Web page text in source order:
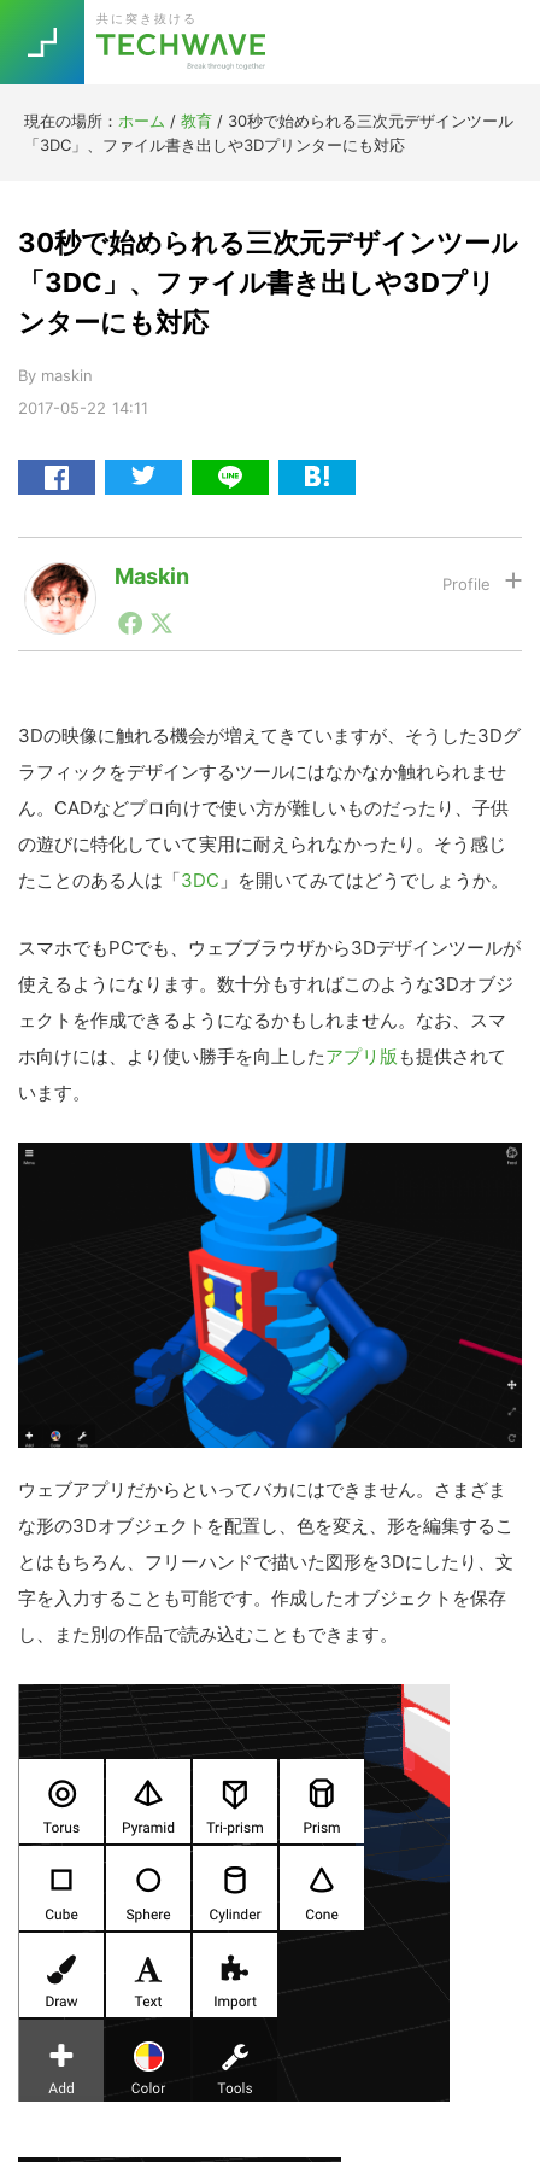
primary
navigation
main
content
primary
sidebar
footer
共に突き抜ける
現在の場所： ホーム / 教育 / 30秒で始められる三次元デザインツール
「3DC」、ファイル書き出しや3Dプリンターにも対応
2017-05-22 14:11
30秒で始められる三次元デザインツール
「3DC」、ファイル書き出しや3Dプリ
ンターにも対応
By maskin
Maskin
1990年代初頭から記者としてまた起業家としてITスタ
ートアップ業界のハードウェアからソフトウェアの事業
生から普及成長までを最前線で見てきた生き字引として
注目される。通信キャリアのニュースポータルの創業デ
スクとして数億PV事業に。世界最大IT系メディア（ス
ペイン）の元日本編集長、World Innovation Lab(WiL)
などを経て、現在、スタートアップ支援側の取り組みに
注力中。
3Dの映像に触れる機会が増えてきていますが、そうした3Dグ
ラフィックをデザインするツールにはなかなか触れられませ
ん。CADなどプロ向けで使い方が難しいものだったり、子供
の遊びに特化していて実用に耐えられなかったり。そう感じ
たことのある人は「3DC 」を開いてみてはどうでしょうか。
スマホでもPCでも、ウェブブラウザから3Dデザインツールが
使えるようになります。数十分もすればこのような3Dオブジ
ェクトを作成できるようになるかもしれません。なお、スマ
ホ向けには、より使い勝手を向上したアプリ版 も提供されて
います。
ウェブアプリだからといってバカにはできません。さまざま
な形の3Dオブジェクトを配置し、色を変え、形を編集するこ
とはもちろん、フリーハンドで描いた図形を3Dにしたり、文
字を入力することも可能です。作成したオブジェクトを保存
し、また別の作品で読み込むこともできます。
TOPICS
RE:LIFE
Re:Work
AI
暗号資産
VR/AR
[Startup]
[Voice Edition]
[YouTube]
LINE
特集
Block Data Bank
Trend 今話題の注目キーワード
5G Asana テレワーク
ニューノーマル
Daily Weekly